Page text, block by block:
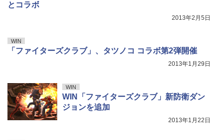
とコラボ
2013年2月5日
WIN
「ファイターズクラブ」、タツノコ コラボ第2弾開催
2013年1月29日
WIN
WIN「ファイターズクラブ」新防衛ダン
ジョンを追加
2013年1月22日